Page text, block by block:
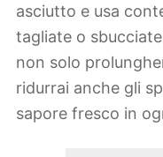
asciutto e usa
tagliate o
non solo
ridurrai anche gli
sapore fresco in